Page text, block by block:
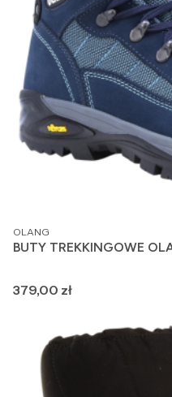
PRODUCENT
OLANG
BUTY TREKKINGOWE
Cena
379,00 zł